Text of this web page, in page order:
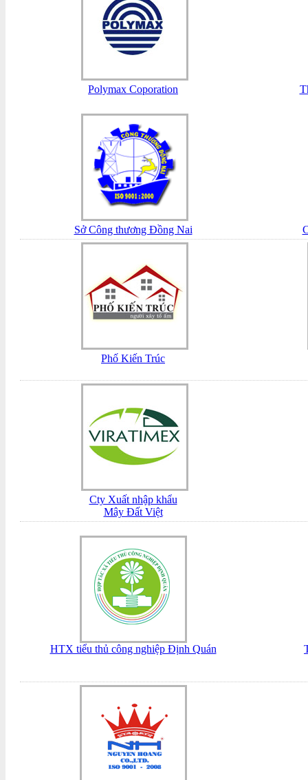
Polymax Coporation
Sở Công thương Đồng Nai
Phố Kiến Trúc
Cty Xuất nhập khẩu
Mây Đất Việt
HTX tiểu thủ công nghiệp Định Quán